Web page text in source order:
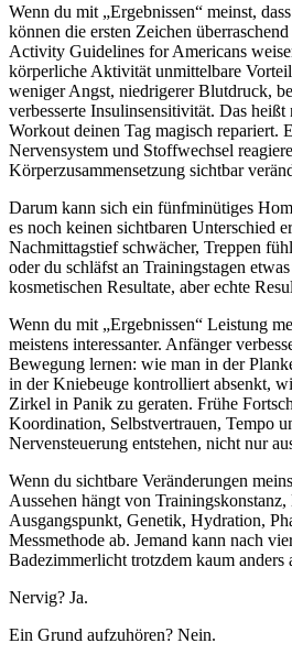
Wenn du mit „Ergebnissen“ meinst,
können die ersten Zeichen
Activity Guidelines for Americans
körperliche Aktivität unmittelbare
weniger Angst, niedrigerer Blutdruck,
verbesserte Insulinsensitivität. Das heißt
Workout deinen Tag magisch repariert.
Nervensystem und Stoffwechsel
Körperzusammensetzung sichtbar
Darum kann sich ein fünfminütiges
es noch keinen sichtbaren Unterschied
Nachmittagstief schwächer, Treppen
oder du schläfst an Trainingstagen
kosmetischen Resultate, aber echte
Wenn du mit „Ergebnissen“ Leistung
meistens interessanter. Anfänger
Bewegung lernen: wie man in der
in der Kniebeuge kontrolliert absenkt,
Zirkel in Panik zu geraten. Frühe
Koordination, Selbstvertrauen, Tempo
Nervensteuerung entstehen, nicht nur
Wenn du sichtbare Veränderungen
Aussehen hängt von
Ausgangspunkt, Genetik, Hydration,
Messmethode ab. Jemand kann nach
Badezimmerlicht trotzdem kaum anders
Nervig? Ja.
Ein Grund aufzuhören? Nein.